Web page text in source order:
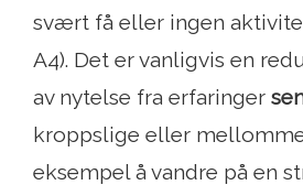
svært få eller ingen
A4). Det er vanligvis en
av nytelse fra erfaringer
kroppslige eller
eksempel å vandre på en